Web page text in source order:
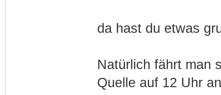
da hast du etwas
Natürlich fährt man
Quelle auf 12 Uhr